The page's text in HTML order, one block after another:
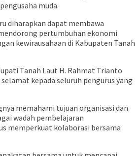
muda.
diharapkan dapat membawa
pertumbuhan ekonomi
kewirausahaan di Kabupaten Tanah
Tanah Laut H. Rahmat Trianto
kepada seluruh pengurus yang
memahami tujuan organisasi dan
wadah pembelajaran
memperkuat kolaborasi bersama